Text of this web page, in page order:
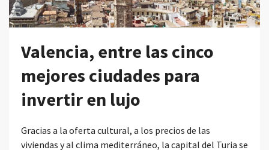
Valencia, entre las cinco
mejores ciudades para
invertir en lujo
Gracias a la oferta cultural, a los precios de las
viviendas y al clima mediterráneo, la capital del Turia se